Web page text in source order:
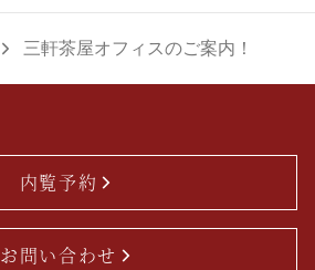
三軒茶屋オフィスのご案内！
内覧予約
お問い合わせ